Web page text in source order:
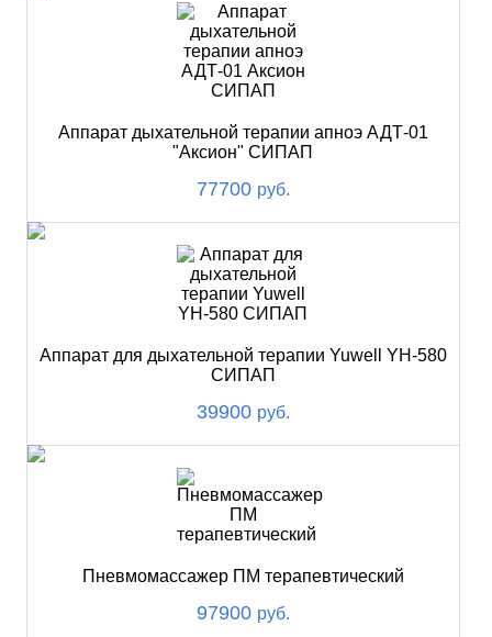
Аппарат дыхательной терапии апноэ АДТ-01
"Аксион" СИПАП
77700 руб.
Аппарат для дыхательной терапии Yuwell YH-580
СИПАП
39900 руб.
Пневмомассажер ПМ терапевтический
97900 руб.